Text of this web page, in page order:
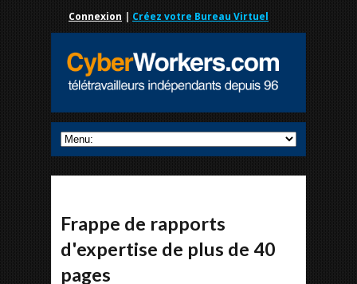
Connexion | Créez votre Bureau Virtuel
Frappe de rapports
d'expertise de plus de 40
pages